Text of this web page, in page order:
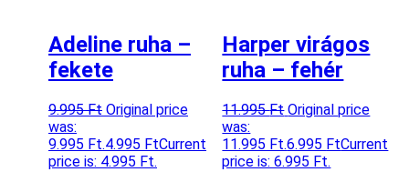
Adeline ruha –
fekete
9.995Ft Original price
was:
9.995 Ft.4.995 FtCurrent
price is: 4.995 Ft.
Harper virágos
ruha – fehér
11.995Ft Original price
was:
11.995 Ft.6.995 FtCurrent
price is: 6.995 Ft.